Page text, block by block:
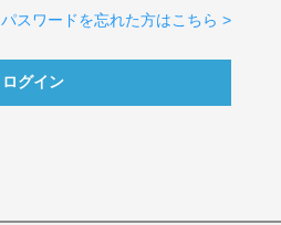
パスワードを忘れた方はこちら >
ログイン